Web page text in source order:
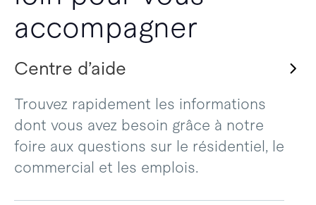
accompagner
Centre d’aide
Trouvez rapidement les informations
dont vous avez besoin grâce à notre
foire aux questions sur le résidentiel, le
commercial et les emplois.